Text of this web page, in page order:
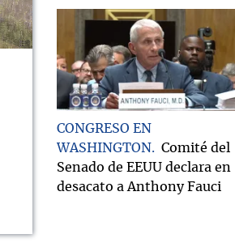
CONGRESO EN
WASHINGTON
Comité del
Senado de EEUU declara en
desacato a Anthony Fauci